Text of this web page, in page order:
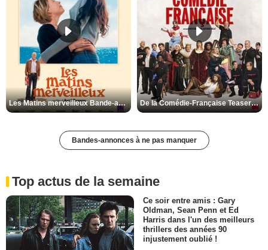
Les Matins merveilleux Bande-annonce VF De la Comédie-Française Teaser VF
Bandes-annonces à ne pas manquer
Top actus de la semaine
Ce soir entre amis : Gary
Oldman, Sean Penn et Ed
Harris dans l'un des meilleurs
thrillers des années 90
injustement oublié !